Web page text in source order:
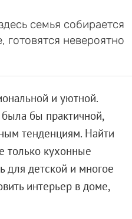
семья собирается
невероятно
и уютной.
бы практичной,
тенденциям. Найти
только кухонные
для детской и многое
интерьер в доме,